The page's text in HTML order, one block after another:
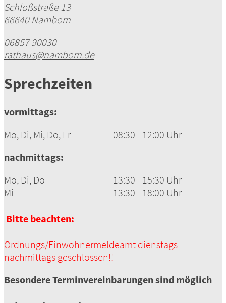
Schloßstraße 13
66640 Namborn
06857 90030
rathaus@namborn.de
Sprechzeiten
vormittags:
Mo, Di, Mi, Do, Fr
08:30 - 12:00 Uhr
nachmittags:
Mo, Di, Do
13:30 - 15:30 Uhr
Mi
13:30 - 18:00 Uhr
Bitte beachten:
Ordnungs/Einwohnermeldeamt dienstags
nachmittags geschlossen!!
Besondere Terminvereinbarungen sind möglich